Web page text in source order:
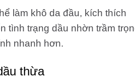
làm khô da đầu, kích thích
tình trạng dầu nhờn trầm
nhanh hơn.
thừa